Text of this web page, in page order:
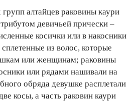
алтайцев раковины каури
девичьей прически –
косички или в накосники
из волос, которые
или женщинам; раковины
или рядами нашивали на
обряда девушке расплетали
косы, а часть раковин каури